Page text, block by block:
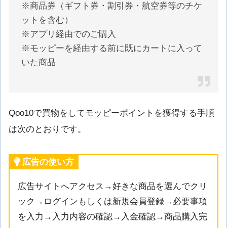
※商品券（ギフト券・割引券・航空券等のチケ
ットを含む）
※アプリ経由でのご購入
※モッピーを経由する前に既にカートに入って
いた商品
Qoo10で買物をしてモッピーポイントを獲得する手順
は次のとおりです。
広告の使い方
広告サイトへアクセス→好きな商品を選んでクリ
ック→ログインもしくは新規会員登録→必要事項
を入力→入力内容の確認→入金確認→商品購入完